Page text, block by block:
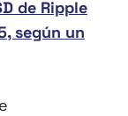
de Ripple
según un